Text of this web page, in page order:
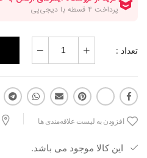
تعداد :
افزودن به لیست علاقه‌مندی ها
این کالا موجود می باشد.